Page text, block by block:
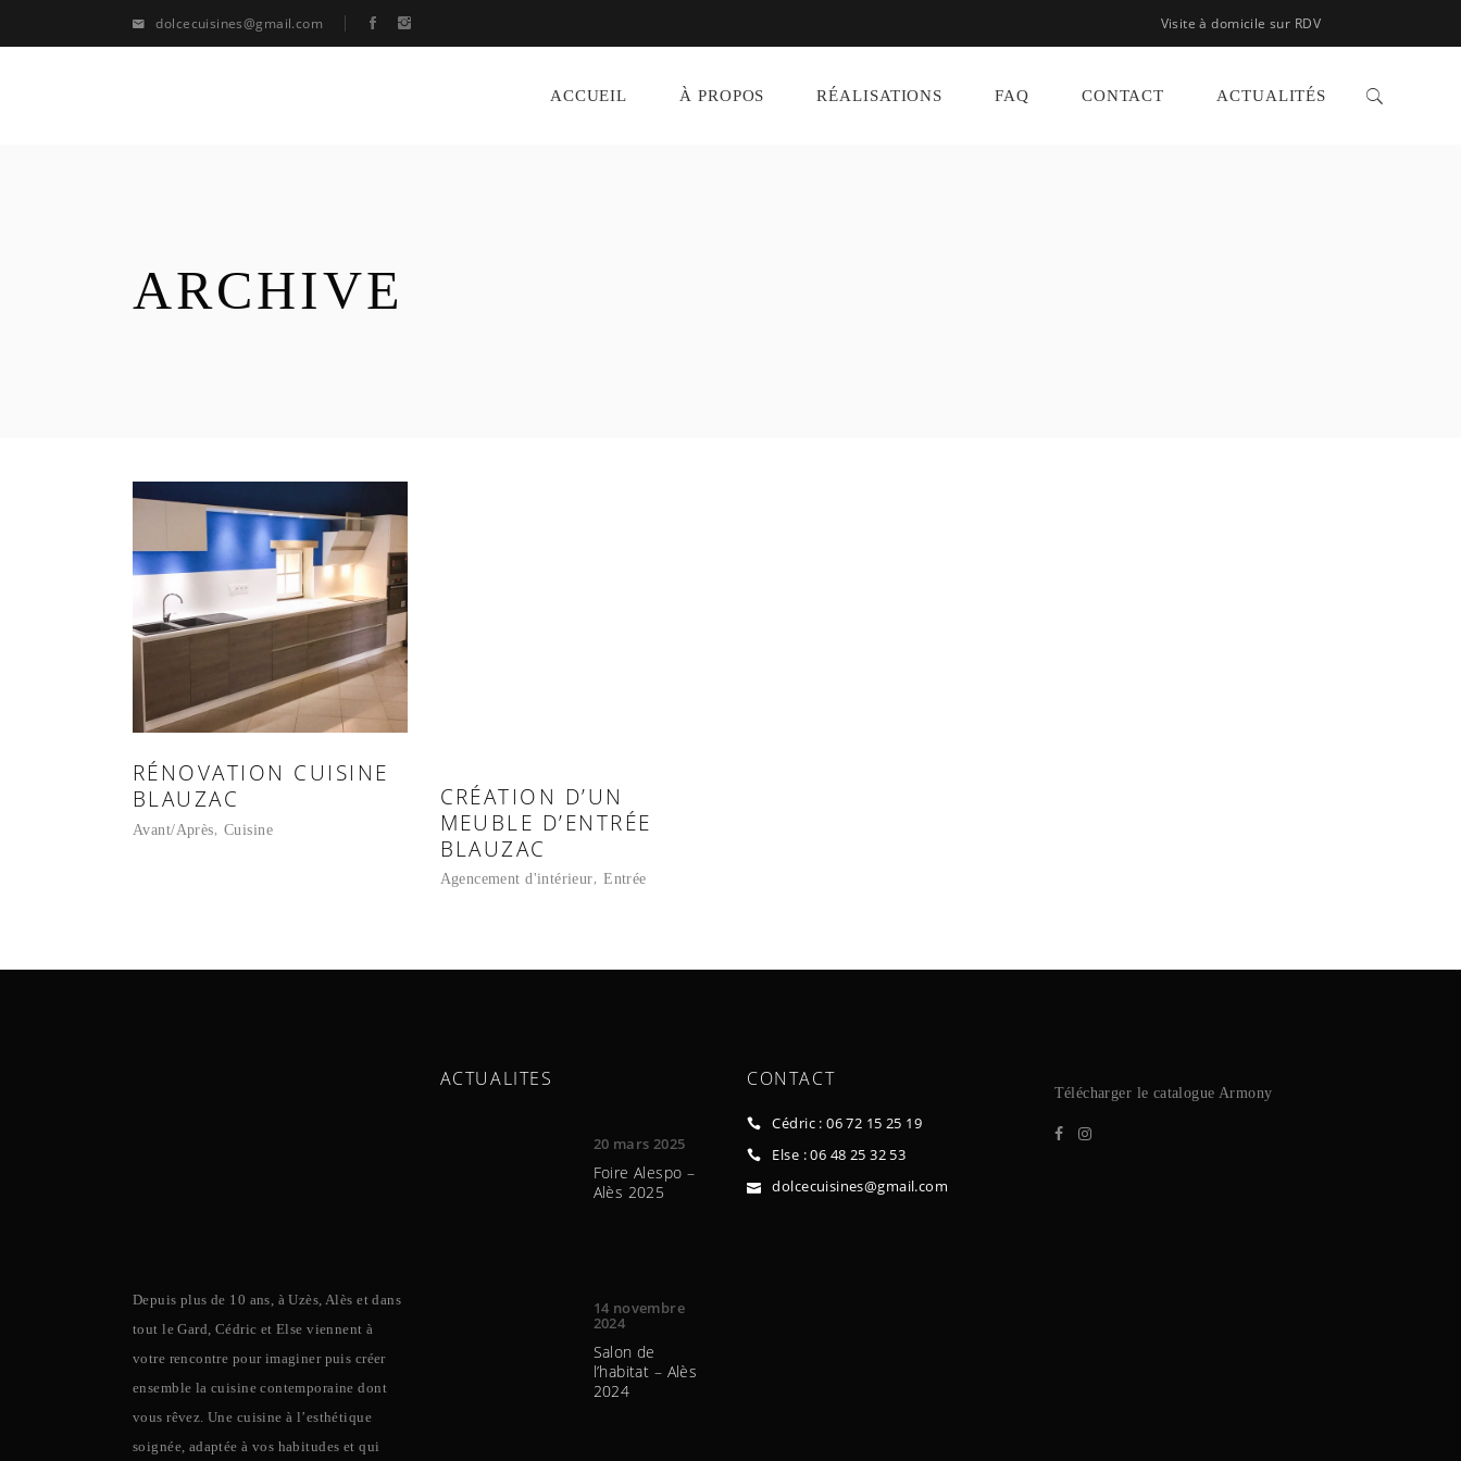
dolcecuisines@gmail.com Visite à domicile sur RDV
ACCUEIL À PROPOS RÉALISATIONS FAQ CONTACT ACTUALITÉS
ARCHIVE
RÉNOVATION CUISINE
BLAUZAC
Avant/Après Cuisine
CRÉATION D’UN
MEUBLE D’ENTRÉE
BLAUZAC
Agencement d'intérieur Entrée
Depuis plus de 10 ans, à Uzès, Alès et dans
tout le Gard, Cédric et Else viennent à
votre rencontre pour imaginer puis créer
ensemble la cuisine contemporaine dont
vous rêvez. Une cuisine à l’esthétique
soignée, adaptée à vos habitudes et qui
ACTUALITES
20 mars 2025
Foire Alespo –
Alès 2025
14 novembre
2024
Salon de
l’habitat – Alès
2024
CONTACT
Cédric : 06 72 15 25 19
Else : 06 48 25 32 53
dolcecuisines@gmail.com
Télécharger le catalogue Armony